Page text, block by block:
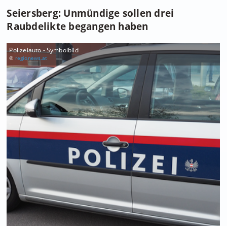
Seiersberg: Unmündige sollen drei
Raubdelikte begangen haben
Polizeiauto - Symbolbild
© regionews.at